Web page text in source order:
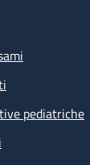
pediatriche